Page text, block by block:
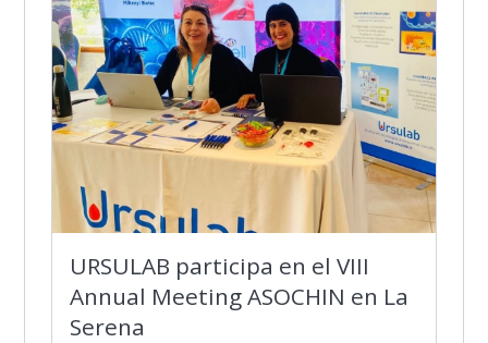
URSULAB participa en el VIII
Annual Meeting ASOCHIN en La
Serena